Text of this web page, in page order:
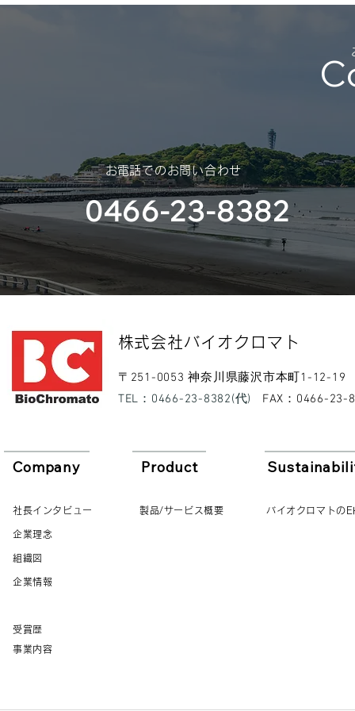
休業のご案内を申し上げます。
​お電話でのお問い合わせ
0466-23-8382
​株式会社バイオクロマト​
​〒251-0053 神奈川県藤沢市本町1-12-19
​TEL：0466-23-8382(代)
​FAX：0466-23-
Company
社長インタビュー
企業理念
組織図
企業情報
受賞歴
Product
製品/サービス概要
事業内容
バイオクロマトの